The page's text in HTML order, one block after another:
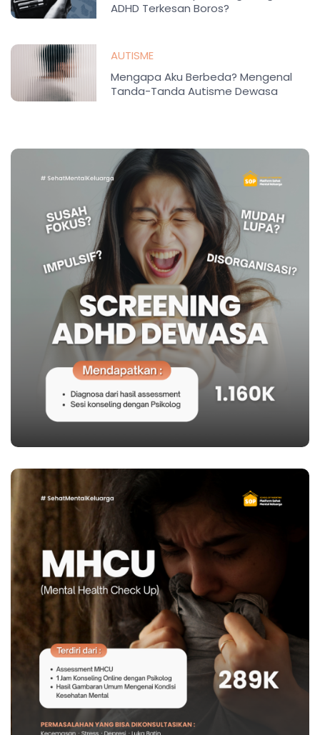
ADHD Terkesan Boros?
AUTISME
Mengapa Aku Berbeda? Mengenal
Tanda-Tanda Autisme Dewasa